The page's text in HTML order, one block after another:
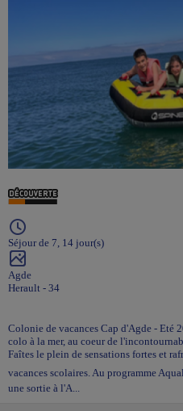
Séjour de 7, 14 jour(s)
Agde
Herault - 34
Colonie de vacances Cap d'Agde - Eté
colo à la mer, au coeur de
Faîtes le plein de sensations fortes et
vacances scolaires. Au programme
une sortie à l'A...